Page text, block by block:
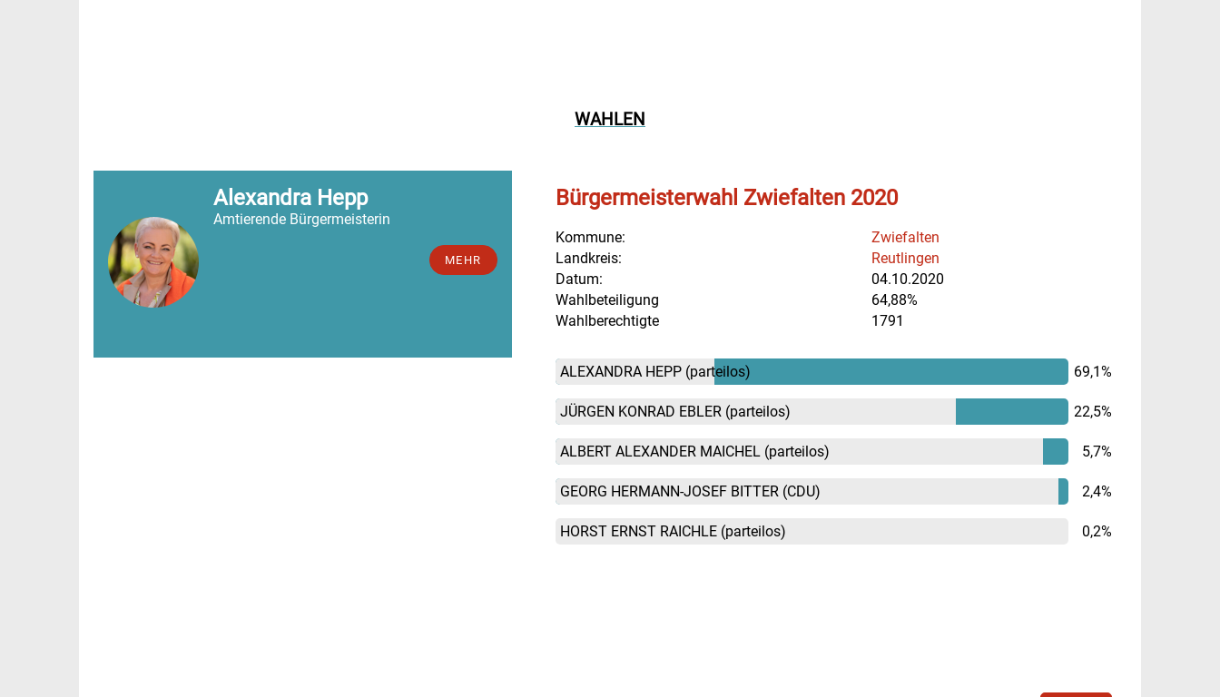
WAHLEN
Alexandra Hepp
Amtierende Bürgermeisterin
MEHR
Bürgermeisterwahl Zwiefalten 2020
Kommune:
Zwiefalten
Landkreis:
Reutlingen
Datum:
04.10.2020
Wahlbeteiligung
64,88%
Wahlberechtigte
1791
ALEXANDRA HEPP (parteilos) 69,1%
JÜRGEN KONRAD EBLER (parteilos) 22,5%
ALBERT ALEXANDER MAICHEL (parteilos) 5,7%
GEORG HERMANN-JOSEF BITTER (CDU) 2,4%
HORST ERNST RAICHLE (parteilos) 0,2%